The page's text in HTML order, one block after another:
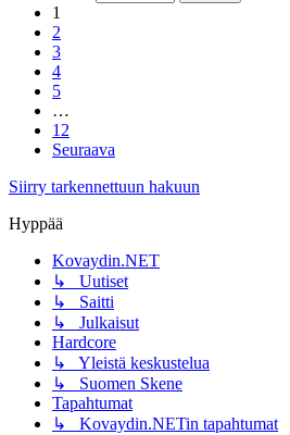
1
2
3
4
5
…
12
Seuraava
Siirry tarkennettuun hakuun
Hyppää
Kovaydin.NET
↳ Uutiset
↳ Saitti
↳ Julkaisut
Hardcore
↳ Yleistä keskustelua
↳ Suomen Skene
Tapahtumat
↳ Kovaydin.NETin tapahtumat